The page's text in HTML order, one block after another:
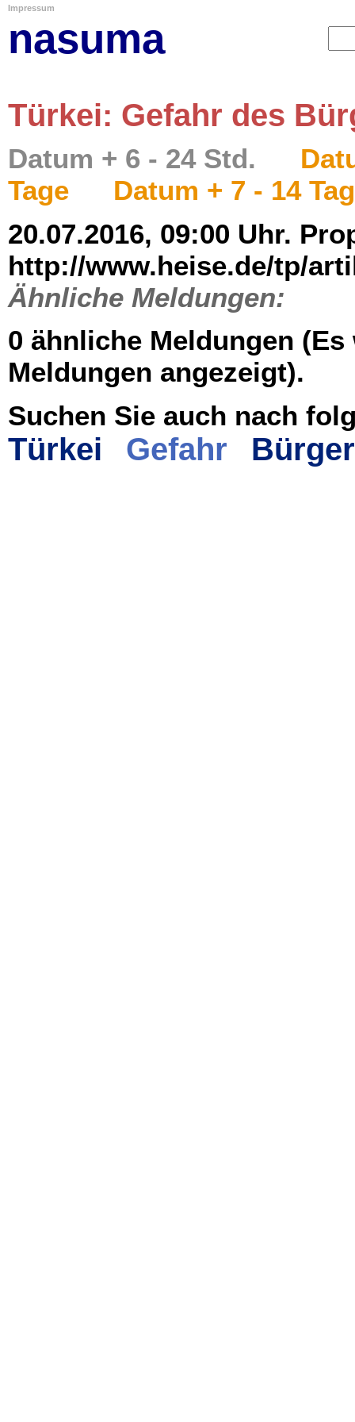
Impressum
nasuma
Türkei: Gefahr des
Datum + 6 - 24 Std.
Tage
Datum + 7 - 14
20.07.2016, 09:00 Uhr.
http://www.heise.de/tp/
Ähnliche Meldungen:
0 ähnliche Meldungen
Meldungen angezeigt).
Suchen Sie auch nach
Türkei Gefahr